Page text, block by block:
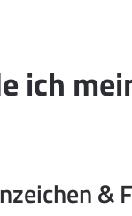
ich
&